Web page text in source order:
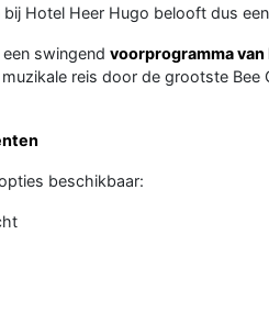
Hotel Heer Hugo belooft dus
swingend voorprogramma van
reis door de grootste
beschikbaar: